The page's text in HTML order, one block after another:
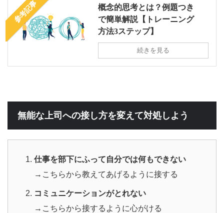
参考記事
概念的思考とは？例題つき
で簡単解説【トレーニング
方法3ステップ】
続きを見る
無能な上司への接し方を変えて対処しよう
仕事を部下にふって自分では何もできない
→こちらから教えてあげるように接する
コミュニケーションがとれない
→こちらから接するように心がける